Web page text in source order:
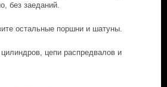
без заеданий.
остальные поршни и шатуны.
цилиндров, цепи распредвалов и